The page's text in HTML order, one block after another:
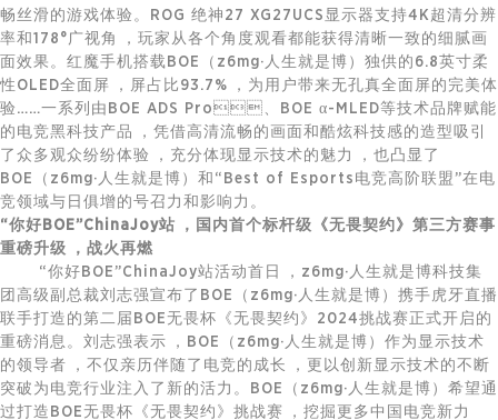
畅丝滑的游戏体验。ROG 绝神27 XG27UCS显示器支持4K超清分辨
率和178°广视角，玩家从各个角度观看都能获得清晰一致的细腻画
面效果。红魔手机搭载BOE（z6mg·人生就是博）独供的6.8英寸柔
性OLED全面屏，屏占比93.7%，为用户带来无孔真全面屏的完美体
验……一系列由BOE ADS Pro、BOE α-MLED等技术品牌赋能
的电竞黑科技产品，凭借高清流畅的画面和酷炫科技感的造型吸引
了众多观众纷纷体验，充分体现显示技术的魅力，也凸显了
BOE（z6mg·人生就是博）和“Best of Esports电竞高阶联盟”在电
竞领域与日俱增的号召力和影响力。
“你好BOE”ChinaJoy站，国内首个标杆级《无畏契约》第三方赛事
重磅升级，战火再燃
“你好BOE”ChinaJoy站活动首日，z6mg·人生就是博科技集
团高级副总裁刘志强宣布了BOE（z6mg·人生就是博）携手虎牙直播
联手打造的第二届BOE无畏杯《无畏契约》2024挑战赛正式开启的
重磅消息。刘志强表示，BOE（z6mg·人生就是博）作为显示技术
的领导者，不仅亲历伴随了电竞的成长，更以创新显示技术的不断
突破为电竞行业注入了新的活力。BOE（z6mg·人生就是博）希望通
过打造BOE无畏杯《无畏契约》挑战赛，挖掘更多中国电竞新力